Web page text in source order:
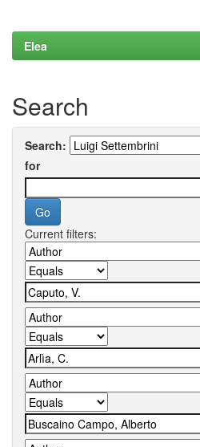
Elea
Search
Search:
for
Current filters: